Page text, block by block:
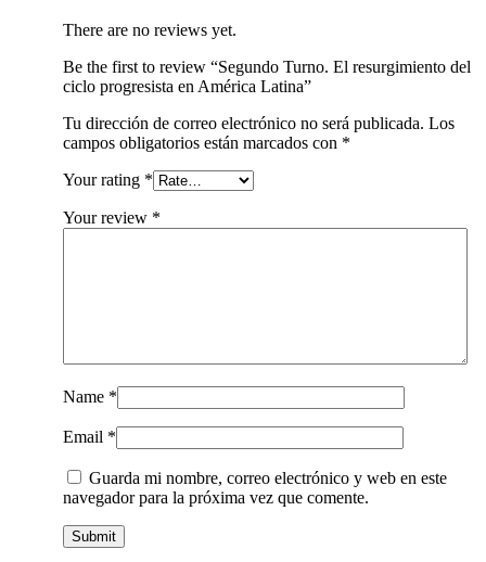
There are no reviews yet.
Be the first to review “Segundo Turno. El resurgimiento del
ciclo progresista en América Latina”
Tu dirección de correo electrónico no será publicada. Los
campos obligatorios están marcados con *
Your rating *
Your review *
Name *
Email *
Guarda mi nombre, correo electrónico y web en este
navegador para la próxima vez que comente.